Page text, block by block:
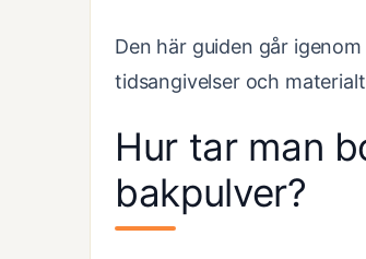
Den här guiden går
tidsangivelser och
Hur tar man
bakpulver?